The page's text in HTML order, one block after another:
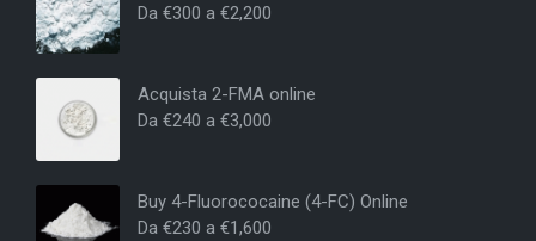
Da €300 a €2,200
Acquista 2-FMA online
Da €240 a €3,000
Buy 4-Fluorococaine (4-FC) Online
Da €230 a €1,600